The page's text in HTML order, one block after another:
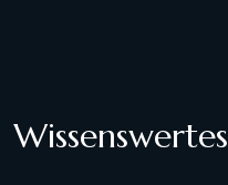
Wissenswertes